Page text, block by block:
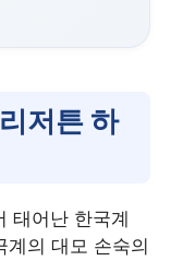
저튼 하
태어난 한국계
계의 대모 손숙의